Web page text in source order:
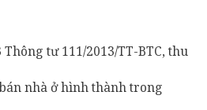
tư 111/2013/TT-BTC, thu
nhà ở hình thành trong